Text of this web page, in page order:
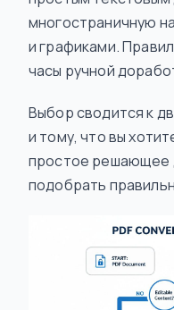
многостраничную
и графиками.
часы ручной
Выбор сводится к
и тому, что вы
простое решающее
подобрать